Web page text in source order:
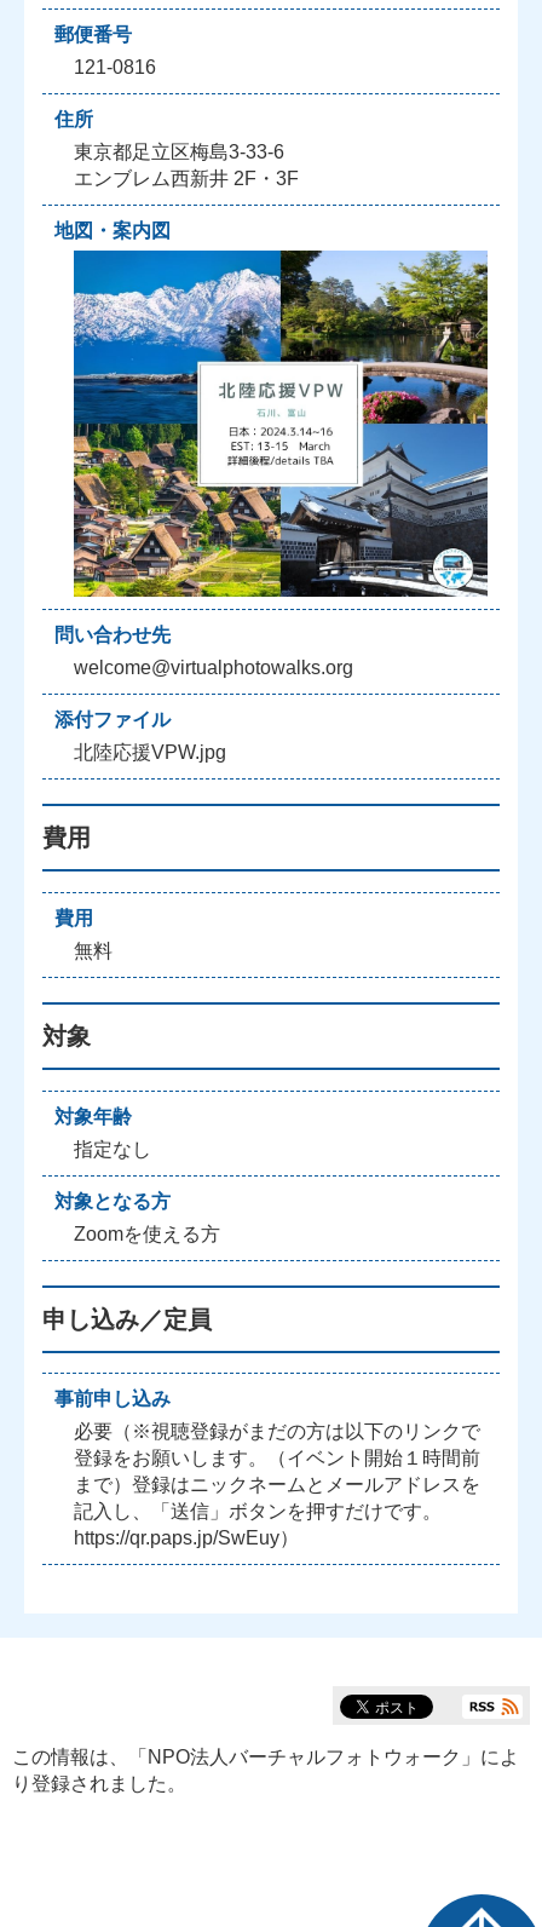
郵便番号
121-0816
住所
東京都足立区梅島3-33-6
エンブレム西新井 2F・3F
地図・案内図
問い合わせ先
welcome@virtualphotowalks.org
添付ファイル
北陸応援VPW.jpg
費用
費用
無料
対象
対象年齢
指定なし
対象となる方
Zoomを使える方
申し込み／定員
事前申し込み
必要（※視聴登録がまだの方は以下のリンクで
登録をお願いします。（イベント開始１時間前
まで）登録はニックネームとメールアドレスを
記入し、「送信」ボタンを押すだけです。
https://qr.paps.jp/SwEuy）
この情報は、「 NPO法人バーチャルフォトウォーク 」によ
り登録されました。